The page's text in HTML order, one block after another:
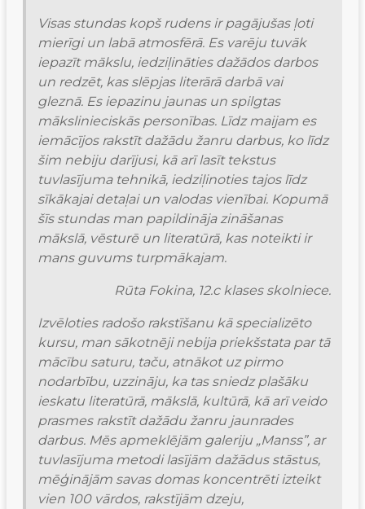
Visas stundas kopš rudens ir pagājušas ļoti
mierīgi un labā atmosfērā. Es varēju tuvāk
iepazīt mākslu, iedziļināties dažādos darbos
un redzēt, kas slēpjas literārā darbā vai
gleznā. Es iepazinu jaunas un spilgtas
mākslinieciskās personības. Līdz maijam es
iemācījos rakstīt dažādu žanru darbus, ko līdz
šim nebiju darījusi, kā arī lasīt tekstus
tuvlasījuma tehnikā, iedziļinoties tajos līdz
sīkākajai detaļai un valodas vienībai. Kopumā
šīs stundas man papildināja zināšanas
mākslā, vēsturē un literatūrā, kas noteikti ir
mans guvums turpmākajam.
Rūta Fokina, 12.c klases skolniece.
Izvēloties radošo rakstīšanu kā specializēto
kursu, man sākotnēji nebija priekšstata par tā
mācību saturu, taču, atnākot uz pirmo
nodarbību, uzzināju, ka tas sniedz plašāku
ieskatu literatūrā, mākslā, kultūrā, kā arī veido
prasmes rakstīt dažādu žanru jaunrades
darbus. Mēs apmeklējām galeriju „Manss”, ar
tuvlasījuma metodi lasījām dažādus stāstus,
mēģinājām savas domas koncentrēti izteikt
vien 100 vārdos, rakstījām dzeju,